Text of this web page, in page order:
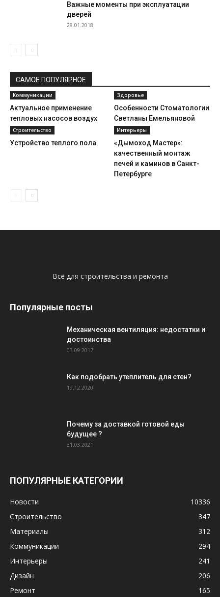
Важные моменты при эксплуатации
дверей
28.01.2018
САМОЕ ПОПУЛЯРНОЕ
Коммуникации
Актуальное применение
тепловых насосов воздух
вода
Здоровье
Особенности Стоматологии
Светланы Емельяновой
Строительство
Устройство теплого пола
Интерьеры
«Дымоход Мастер»:
качественный монтаж
печей и каминов в Санкт-
Петербурге
Всё для строительства и ремонта
Популярные посты
Механическая вентиляция: недостатки и
достоинства
03.09.2017
Как подобрать утеплитель для стен?
19.12.2020
Почему за доставкой готовой еды
будущее ?
31.03.2021
ПОПУЛЯРНЫЕ КАТЕГОРИИ
Новости
10336
Строительство
347
Материалы
312
Коммуникации
294
Интерьеры
241
Дизайн
206
Ремонт
165